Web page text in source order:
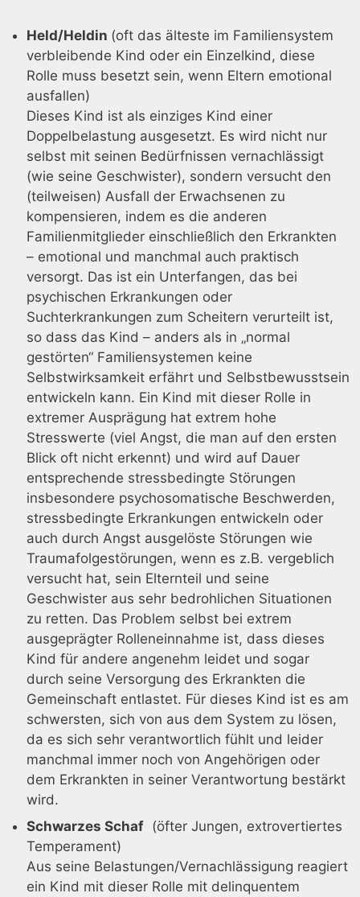
Held/Heldin (oft das älteste im Familiensystem
verbleibende Kind oder ein Einzelkind, diese
Rolle muss besetzt sein, wenn Eltern emotional
ausfallen)
Dieses Kind ist als einziges Kind einer
Doppelbelastung ausgesetzt. Es wird nicht nur
selbst mit seinen Bedürfnissen vernachlässigt
(wie seine Geschwister), sondern versucht den
(teilweisen) Ausfall der Erwachsenen zu
kompensieren, indem es die anderen
Familienmitglieder einschließlich den Erkrankten
– emotional und manchmal auch praktisch
versorgt. Das ist ein Unterfangen, das bei
psychischen Erkrankungen oder
Suchterkrankungen zum Scheitern verurteilt ist,
so dass das Kind – anders als in „normal
gestörten“ Familiensystemen keine
Selbstwirksamkeit erfährt und Selbstbewusstsein
entwickeln kann. Ein Kind mit dieser Rolle in
extremer Ausprägung hat extrem hohe
Stresswerte (viel Angst, die man auf den ersten
Blick oft nicht erkennt) und wird auf Dauer
entsprechende stressbedingte Störungen
insbesondere psychosomatische Beschwerden,
stressbedingte Erkrankungen entwickeln oder
auch durch Angst ausgelöste Störungen wie
Traumafolgestörungen, wenn es z.B. vergeblich
versucht hat, sein Elternteil und seine
Geschwister aus sehr bedrohlichen Situationen
zu retten. Das Problem selbst bei extrem
ausgeprägter Rolleneinnahme ist, dass dieses
Kind für andere angenehm leidet und sogar
durch seine Versorgung des Erkrankten die
Gemeinschaft entlastet. Für dieses Kind ist es am
schwersten, sich von aus dem System zu lösen,
da es sich sehr verantwortlich fühlt und leider
manchmal immer noch von Angehörigen oder
dem Erkrankten in seiner Verantwortung bestärkt
wird.
Schwarzes Schaf (öfter Jungen, extrovertiertes
Temperament)
Aus seine Belastungen/Vernachlässigung reagiert
ein Kind mit dieser Rolle mit delinquentem